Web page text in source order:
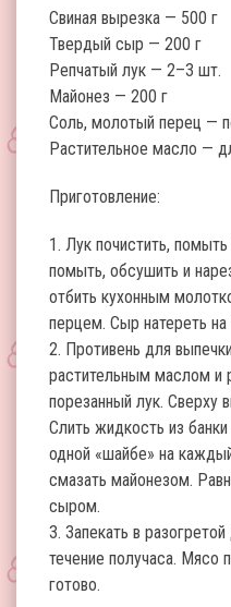
Свиная вырезка — 500 г
Твердый сыр — 200 г
Репчатый лук — 2–3 шт.
Майонез — 200 г
Соль, молотый перец —
Растительное масло —
Приготовление:
1. Лук почистить,
помыть, обсушить и
отбить кухонным
перцем. Сыр натереть на
2. Противень для
растительным маслом и
порезанный лук. Сверху
Слить жидкость из
одной «шайбе» на
смазать майонезом.
сыром.
3. Запекать в
течение получаса. Мясо
готово.